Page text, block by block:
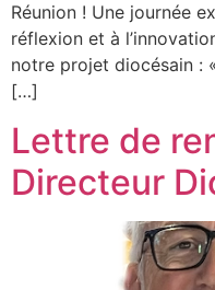
Réunion ! Une journée
réflexion et à
notre projet diocésain :
[…]
Lettre de
Directeur